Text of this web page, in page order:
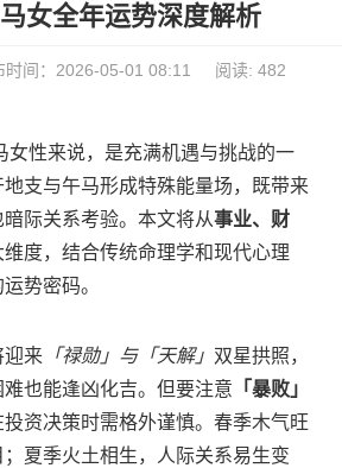
女全年运势深度解析
时间：2026-05-01 08:11 阅读: 482
女性来说，是充满机遇与挑战的一
支与午马形成特殊能量场，既带来
际关系考验。本文将从事业、财
维度，结合传统命理学和现代心理
势密码。
迎来 「禄勋」与「天解」 双星拱照，
也能逢凶化吉。但要注意 「暴败」
资决策时需格外谨慎。春季木气旺
夏季火土相生，人际关系易生变